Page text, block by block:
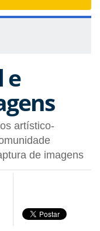
e
artístico-
de imagens